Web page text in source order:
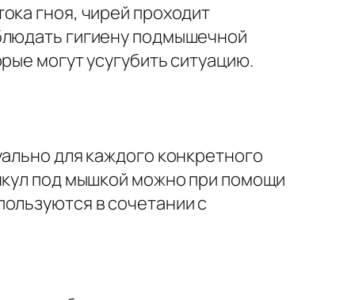
гноя, чирей проходит
гигиену подмышечной
могут усугубить ситуацию.
для каждого конкретного
под мышкой можно при помощи
в сочетании с